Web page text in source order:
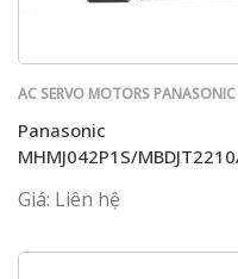
AC SERVO MOTORS PANASONIC
Panasonic
MHMJ042P1S/
Giá: Liên hệ